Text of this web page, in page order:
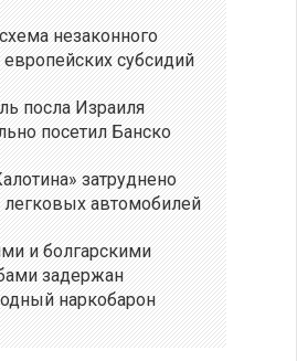
незаконного
европейских субсидий
посла Израиля
посетил Банско
затруднено
автомобилей
и болгарскими
задержан
наркобарон